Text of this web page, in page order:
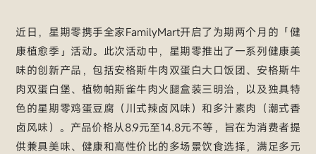
近日，星期零携手全家FamilyMart开启了为期两个月的「健
康植愈季」活动。此次活动中，星期零推出了一系列健康美
味的创新产品，包括安格斯牛肉双蛋白大口饭团、安格斯牛
肉双蛋白堡、植物帕斯雀牛肉火腿盒装三明治，以及独具特
色的星期零鸡蛋豆腐（川式辣卤风味）和多汁素肉（潮式香
卤风味）。产品价格从8.9元至14.8元不等，旨在为消费者提
供兼具美味、健康和高性价比的多场景饮食选择，满足多元